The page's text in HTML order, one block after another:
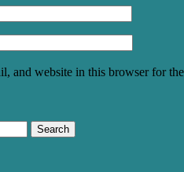
and website in this browser for